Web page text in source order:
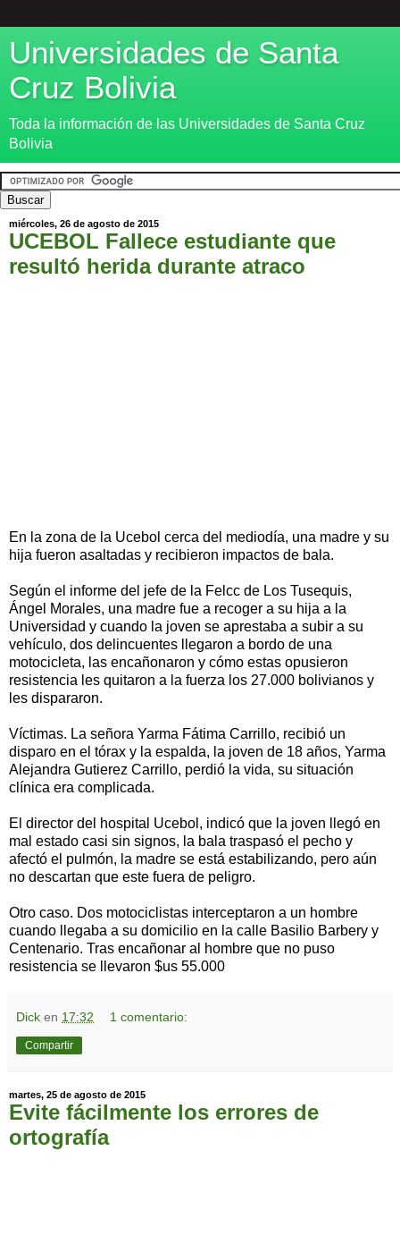
Universidades de Santa
Cruz Bolivia
Toda la información de las Universidades de Santa Cruz
Bolivia
miércoles, 26 de agosto de 2015
UCEBOL Fallece estudiante que
resultó herida durante atraco
En la zona de la Ucebol cerca del mediodía, una madre y su
hija fueron asaltadas y recibieron impactos de bala.
Según el informe del jefe de la Felcc de Los Tusequis,
Ángel Morales, una madre fue a recoger a su hija a la
Universidad y cuando la joven se aprestaba a subir a su
vehículo, dos delincuentes llegaron a bordo de una
motocicleta, las encañonaron y cómo estas opusieron
resistencia les quitaron a la fuerza los 27.000 bolivianos y
les dispararon.
Víctimas. La señora Yarma Fátima Carrillo, recibió un
disparo en el tórax y la espalda, la joven de 18 años, Yarma
Alejandra Gutierez Carrillo, perdió la vida, su situación
clínica era complicada.
El director del hospital Ucebol, indicó que la joven llegó en
mal estado casi sin signos, la bala traspasó el pecho y
afectó el pulmón, la madre se está estabilizando, pero aún
no descartan que este fuera de peligro.
Otro caso. Dos motociclistas interceptaron a un hombre
cuando llegaba a su domicilio en la calle Basilio Barbery y
Centenario. Tras encañonar al hombre que no puso
resistencia se llevaron $us 55.000
Dick en 17:32 1 comentario:
Compartir
martes, 25 de agosto de 2015
Evite fácilmente los errores de
ortografía